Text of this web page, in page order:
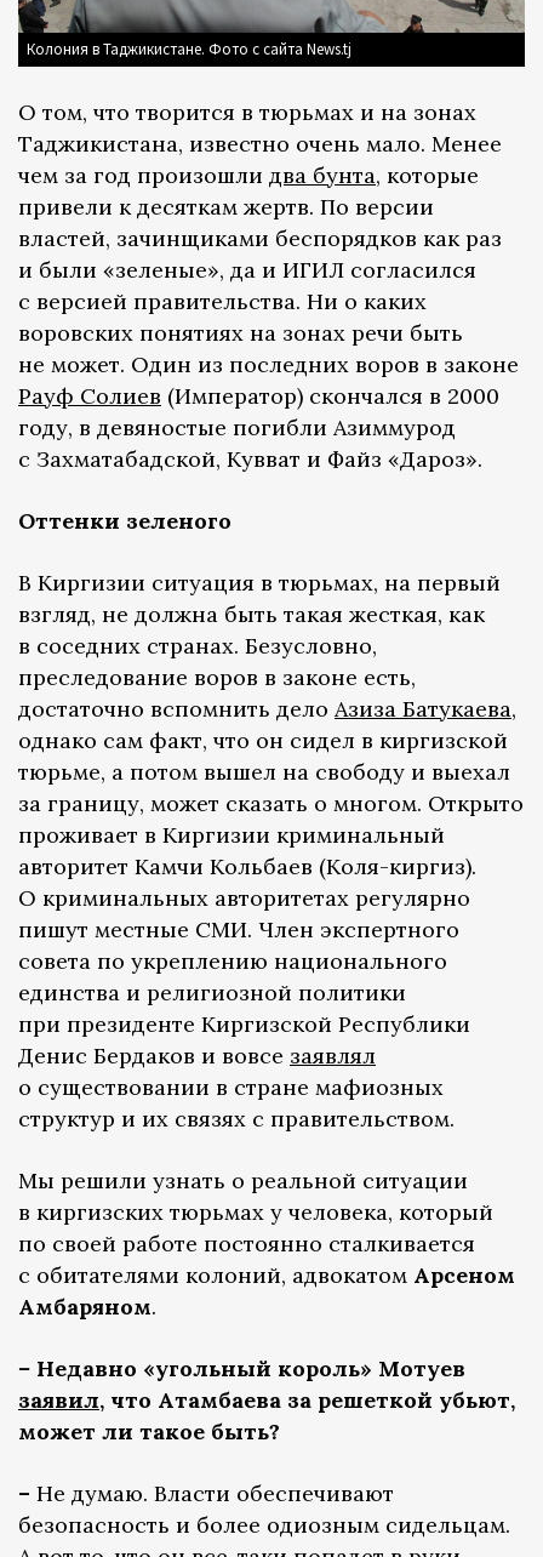
Колония в Таджикистане. Фото с сайта News.tj
О том, что творится в тюрьмах и на зонах
Таджикистана, известно очень мало. Менее
чем за год произошли два бунта, которые
привели к десяткам жертв. По версии
властей, зачинщиками беспорядков как раз
и были «зеленые», да и ИГИЛ согласился
с версией правительства. Ни о каких
воровских понятиях на зонах речи быть
не может. Один из последних воров в законе
Рауф Солиев (Император) скончался в 2000
году, в девяностые погибли Азиммурод
с Захматабадской, Кувват и Файз «Дароз».
Оттенки зеленого
В Киргизии ситуация в тюрьмах, на первый
взгляд, не должна быть такая жесткая, как
в соседних странах. Безусловно,
преследование воров в законе есть,
достаточно вспомнить дело Азиза Батукаева,
однако сам факт, что он сидел в киргизской
тюрьме, а потом вышел на свободу и выехал
за границу, может сказать о многом. Открыто
проживает в Киргизии криминальный
авторитет Камчи Кольбаев (Коля-киргиз).
О криминальных авторитетах регулярно
пишут местные СМИ. Член экспертного
совета по укреплению национального
единства и религиозной политики
при президенте Киргизской Республики
Денис Бердаков и вовсе заявлял
о существовании в стране мафиозных
структур и их связях с правительством.
Мы решили узнать о реальной ситуации
в киргизских тюрьмах у человека, который
по своей работе постоянно сталкивается
с обитателями колоний, адвокатом Арсеном
Амбаряном.
– Недавно «угольный король» Мотуев
заявил, что Атамбаева за решеткой убьют,
может ли такое быть?
– Не думаю. Власти обеспечивают
безопасность и более одиозным сидельцам.